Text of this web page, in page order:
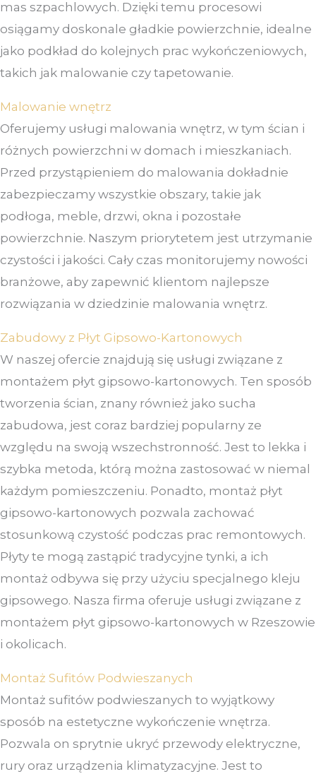
mas szpachlowych. Dzięki temu procesowi
osiągamy doskonale gładkie powierzchnie, idealne
jako podkład do kolejnych prac wykończeniowych,
takich jak malowanie czy tapetowanie.
Malowanie wnętrz
Oferujemy usługi malowania wnętrz, w tym ścian i
różnych powierzchni w domach i mieszkaniach.
Przed przystąpieniem do malowania dokładnie
zabezpieczamy wszystkie obszary, takie jak
podłoga, meble, drzwi, okna i pozostałe
powierzchnie. Naszym priorytetem jest utrzymanie
czystości i jakości. Cały czas monitorujemy nowości
branżowe, aby zapewnić klientom najlepsze
rozwiązania w dziedzinie malowania wnętrz.
Zabudowy z Płyt Gipsowo-Kartonowych
W naszej ofercie znajdują się usługi związane z
montażem płyt gipsowo-kartonowych. Ten sposób
tworzenia ścian, znany również jako sucha
zabudowa, jest coraz bardziej popularny ze
względu na swoją wszechstronność. Jest to lekka i
szybka metoda, którą można zastosować w niemal
każdym pomieszczeniu. Ponadto, montaż płyt
gipsowo-kartonowych pozwala zachować
stosunkową czystość podczas prac remontowych.
Płyty te mogą zastąpić tradycyjne tynki, a ich
montaż odbywa się przy użyciu specjalnego kleju
gipsowego. Nasza firma oferuje usługi związane z
montażem płyt gipsowo-kartonowych w Rzeszowie
i okolicach.
Montaż Sufitów Podwieszanych
Montaż sufitów podwieszanych to wyjątkowy
sposób na estetyczne wykończenie wnętrza.
Pozwala on sprytnie ukryć przewody elektryczne,
rury oraz urządzenia klimatyzacyjne. Jest to